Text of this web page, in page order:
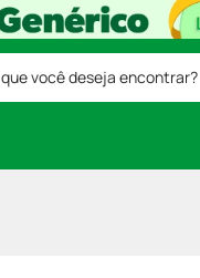
você deseja encontrar?